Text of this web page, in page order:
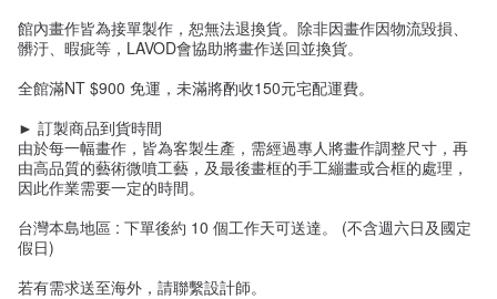
館內畫作皆為接單製作，恕無法退換貨。除非因畫作因物流毀損、
髒汙、暇疵等，LAVOD會協助將畫作送回並換貨。
全館滿NT $900 免運，未滿將酌收150元宅配運費。
► 訂製商品到貨時間
由於每一幅畫作，皆為客製生產，需經過專人將畫作調整尺寸，再
由高品質的藝術微噴工藝，及最後畫框的手工繃畫或合框的處理，
因此作業需要一定的時間。
台灣本島地區 : 下單後約 10 個工作天可送達。 (不含週六日及國定
假日)
若有需求送至海外，請聯繫設計師。